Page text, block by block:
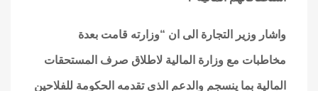
واشار وزير التجارة الى ان “وزارته قامت بعدة
مخاطبات مع وزارة المالية لاطلاق صرف المستحقات
المالية بما ينسجم والدعم الذي تقدمه الحكومة للفلاحين